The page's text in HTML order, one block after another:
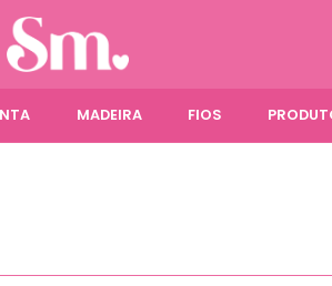
MADEIRA FIOS